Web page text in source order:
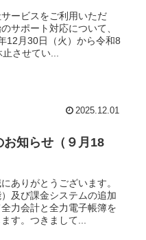
ービスをご利用いただ
サポート対応について、
12月30日（火）から令和8
させてい...
2025.12.01
お知らせ（９月18
ありがとうございます。
及び課金システムの追加
力会計と全力電子帳簿を
す。つきまして...